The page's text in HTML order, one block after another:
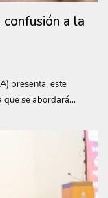
a la
presenta, este
que se abordará...